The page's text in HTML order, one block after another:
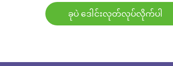
ခုပဲ ဒေါင်းလုတ်လုပ်လိုက်ပါ